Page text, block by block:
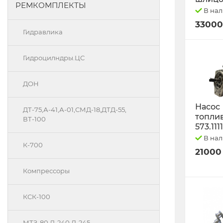
РЕМКОМПЛЕКТЫ
Гидравлика
Гидроцилндры.ЦС
ДОН
ДТ-75,А-41,А-01,СМД-18,ДТД-55,
ВТ-100
К-700
Компрессоры
КСК-100
В
Насос
В